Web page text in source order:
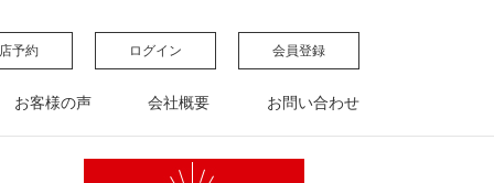
予約 ログイン 会員登録
お客様の声 会社概要 お問い合わせ